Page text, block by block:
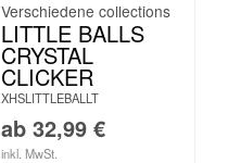
LITTLE BALLS
CRYSTAL
CLICKER
XHSLITTLEBALLT
ab 32,99 €
inkl. MwSt.